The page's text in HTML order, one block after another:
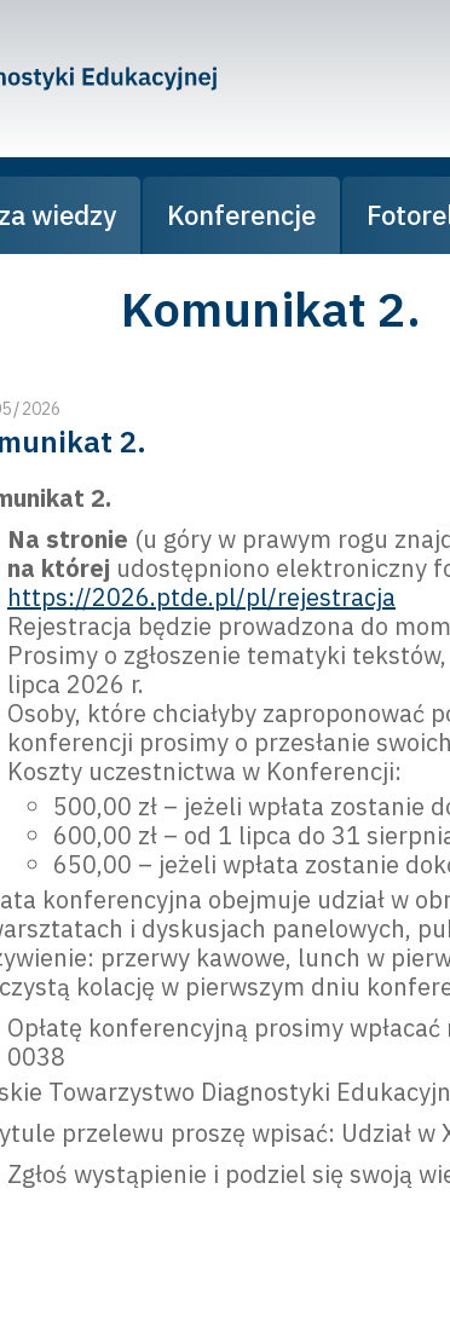
wiedzy Konferencje
Komunikat 2.
/2026
2.
2.
Na stronie (u góry w prawym rogu
na której udostępniono elektroniczny
https://2026.ptde.pl/pl/rejestracja
Rejestracja będzie prowadzona do
Prosimy o zgłoszenie tematyki
lipca 2026 r.
Osoby, które chciałyby zaproponować
konferencji prosimy o przesłanie
Koszty uczestnictwa w Konferencji:
500,00 zł – jeżeli wpłata zostanie
600,00 zł – od 1 lipca do 31
650,00 – jeżeli wpłata zostanie
konferencyjna obejmuje udział w
i dyskusjach panelowych,
przerwy kawowe, lunch w
kolację w pierwszym dniu
Opłatę konferencyjną prosimy
0038
Towarzystwo Diagnostyki
przelewu proszę wpisać: Udział w
Zgłoś wystąpienie i podziel się swoją